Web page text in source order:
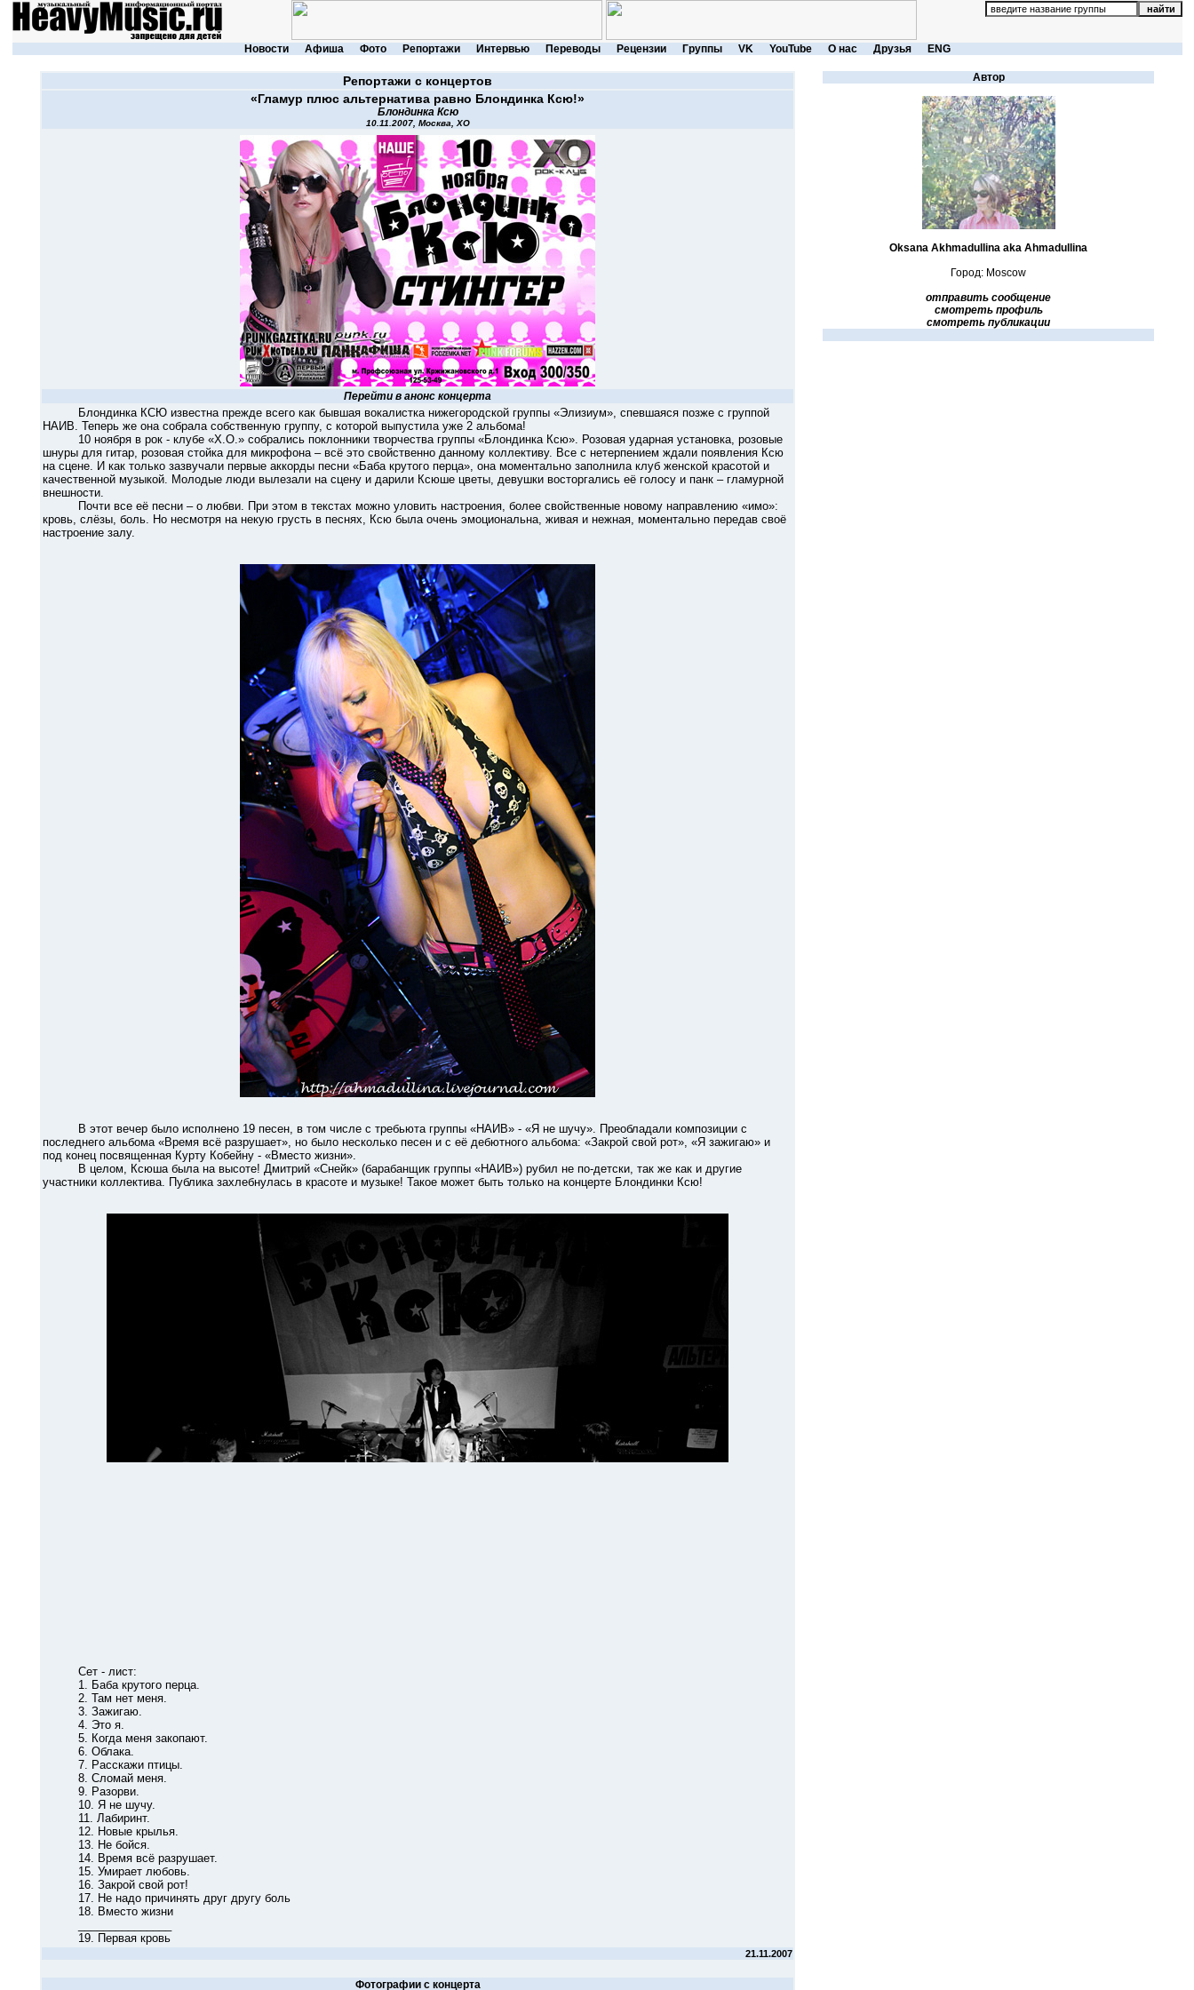
Новости Афиша Фото Репортажи Интервью Переводы Рецензии Группы VK YouTube О нас Друзья ENG
Репортажи с концертов
«Гламур плюс альтернатива равно Блондинка Ксю!»
Блондинка Ксю
10.11.2007, Москва, XO
Перейти в анонс концерта
Блондинка КСЮ известна прежде всего как бывшая вокалистка нижегородской группы «Элизиум», спевшаяся позже с группой
НАИВ. Теперь же она собрала собственную группу, с которой выпустила уже 2 альбома!
10 ноября в рок - клубе «Х.О.» собрались поклонники творчества группы «Блондинка Ксю». Розовая ударная установка, розовые
шнуры для гитар, розовая стойка для микрофона – всё это свойственно данному коллективу. Все с нетерпением ждали появления Ксю
на сцене. И как только зазвучали первые аккорды песни «Баба крутого перца», она моментально заполнила клуб женской красотой и
качественной музыкой. Молодые люди вылезали на сцену и дарили Ксюше цветы, девушки восторгались её голосу и панк – гламурной
внешности.
Почти все её песни – о любви. При этом в текстах можно уловить настроения, более свойственные новому направлению «имо»:
кровь, слёзы, боль. Но несмотря на некую грусть в песнях, Ксю была очень эмоциональна, живая и нежная, моментально передав своё
настроение залу.
В этот вечер было исполнено 19 песен, в том числе с требьюта группы «НАИВ» - «Я не шучу». Преобладали композиции с
последнего альбома «Время всё разрушает», но было несколько песен и с её дебютного альбома: «Закрой свой рот», «Я зажигаю» и
под конец посвященная Курту Кобейну - «Вместо жизни».
В целом, Ксюша была на высоте! Дмитрий «Снейк» (барабанщик группы «НАИВ») рубил не по-детски, так же как и другие
участники коллектива. Публика захлебнулась в красоте и музыке! Такое может быть только на концерте Блондинки Ксю!
Сет - лист:
1. Баба крутого перца.
2. Там нет меня.
3. Зажигаю.
4. Это я.
5. Когда меня закопают.
6. Облака.
7. Расскажи птицы.
8. Сломай меня.
9. Разорви.
10. Я не шучу.
11. Лабиринт.
12. Новые крылья.
13. Не бойся.
14. Время всё разрушает.
15. Умирает любовь.
16. Закрой свой рот!
17. Не надо причинять друг другу боль
18. Вместо жизни
19. Первая кровь
21.11.2007
Фотографии с концерта
Автор
Oksana Akhmadullina aka Ahmadullina
Город: Moscow
отправить сообщение
смотреть профиль
смотреть публикации